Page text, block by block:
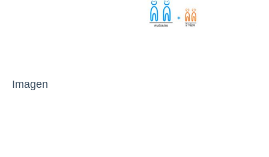
Imagen